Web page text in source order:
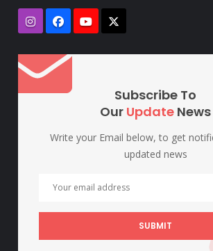
Subscribe To
Our Update News
Write your Email below, to get
updated news
SUBMIT